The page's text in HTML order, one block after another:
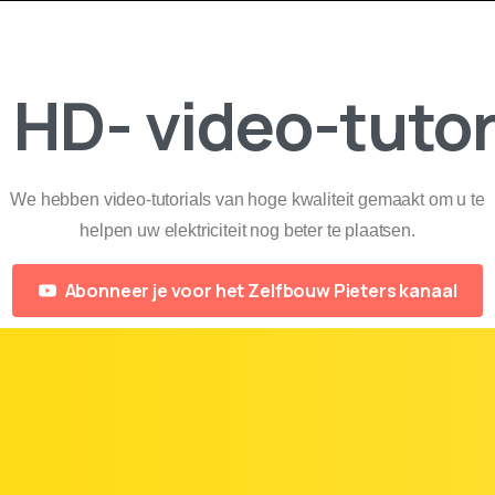
video-
We hebben video-tutorials van hoge kwaliteit gemaakt om u te
helpen uw elektriciteit nog beter te plaatsen.
Abonneer je voor het Zelfbouw Pieters kanaal